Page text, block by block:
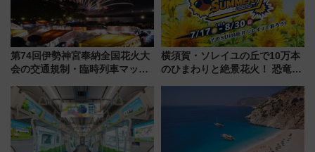
第74回伊勢神宮奉納全国花火大
会の交通規制・臨時列車マッ
セス
横須賀・ソレイユの丘で10万本
のひまわりと絶景花火！ 恐竜や
帰りお出かけ最新情報（2026年
7月17日～開催）